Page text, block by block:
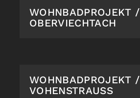
WOHNBADPROJEKT /
OBERVIECHTACH
WOHNBADPROJEKT /
VOHENSTRAUSS